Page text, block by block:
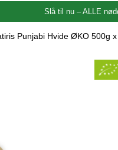
Slå til nu – ALLE
Punjabi Hvide ØKO 500g